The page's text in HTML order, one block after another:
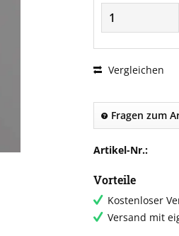
Vergleichen
Fragen zum
Artikel-Nr.:
Vorteile
Kostenloser
Versand mit